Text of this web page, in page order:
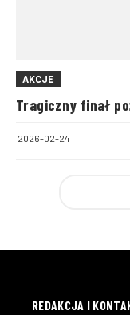
AKCJE
Tragiczny finał
2026-02-24
REDAKCJA I